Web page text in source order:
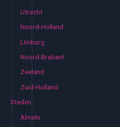
Utrecht
Noord-Holland
Limburg
Noord-Brabant
Zeeland
Zuid-Holland
Steden
Almelo